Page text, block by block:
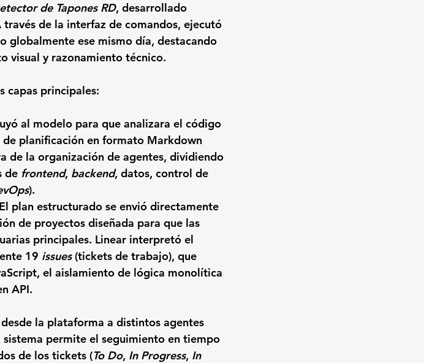
de Tapones RD, desarrollado
de la interfaz de comandos, ejecutó
globalmente ese mismo día, destacando
visual y razonamiento técnico.
capas principales:
al modelo para que analizara el código
planificación en formato Markdown
de la organización de agentes, dividiendo
de frontend, backend, datos, control de
).
plan estructurado se envió directamente
de proyectos diseñada para que las
principales. Linear interpretó el
19 issues (tickets de trabajo), que
el aislamiento de lógica monolítica
API.
la plataforma a distintos agentes
sistema permite el seguimiento en tiempo
de los tickets (To Do, In Progress, In